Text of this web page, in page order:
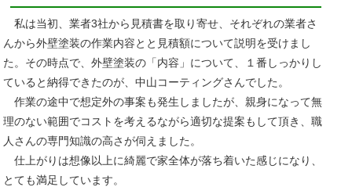
私は当初、業者3社から見積書を取り寄せ、それぞれの業者さ
んから外壁塗装の作業内容とと見積額について説明を受けまし
た。その時点で、外壁塗装の「内容」について、１番しっかりし
ていると納得できたのが、中山コーティングさんでした。
作業の途中で想定外の事案も発生しましたが、親身になって無
理のない範囲でコストを考えるながら適切な提案もして頂き、職
人さんの専門知識の高さが伺えました。
仕上がりは想像以上に綺麗で家全体が落ち着いた感じになり、
とても満足しています。